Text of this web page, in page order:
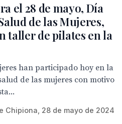
el 28 de mayo, Día
de las Mujeres,
taller de pilates en la
han participado hoy en la
de las mujeres con motivo
Chipiona, 28 de mayo de 2024